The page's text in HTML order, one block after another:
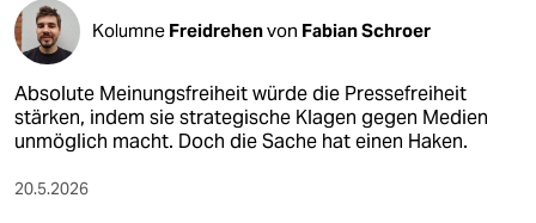
Kolumne Freidrehenvon Fabian Schroer
Absolute Meinungsfreiheit würde die Pressefreiheit
stärken, indem sie strategische Klagen gegen Medien
unmöglich macht. Doch die Sache hat einen Haken.
20.5.2026